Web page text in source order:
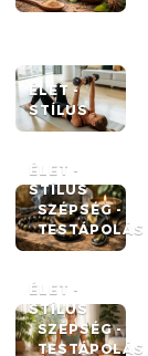
ÉLET -
STÍLUS
ÉLET -
STÍLUS
SZÉPSÉG -
TESTÁPOLÁS
ÉLET -
STÍLUS
SZÉPSÉG -
TESTÁPOLÁS